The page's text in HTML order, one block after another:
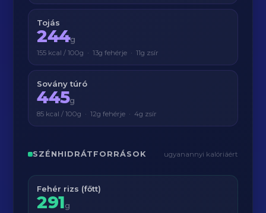
Tojás
244g
155 kcal / 100g · 13g fehérje · 11g zsír
Sovány túró
445g
85 kcal / 100g · 12g fehérje · 4g zsír
SZÉNHIDRÁTFORRÁSOK ugyanannyi kalóriáért
Fehér rizs (főtt)
291g